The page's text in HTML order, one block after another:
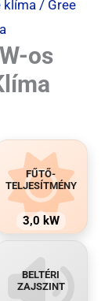
klíma/ Gree
os
FŰTŐ-
TELJESÍTMÉNY
3,0 kW
BELTÉRI
ZAJSZINT